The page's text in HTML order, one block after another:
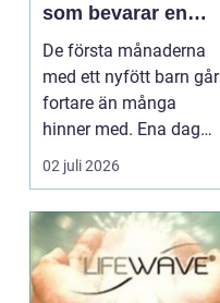
som bevarar en
stor stund
De första månaderna
med ett nyfött barn går
fortare än många
hinner med. Ena dagen
ryms hela foten i...
02 juli 2026